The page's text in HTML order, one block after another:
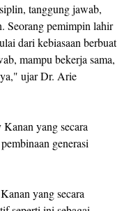
tanggung jawab,
Seorang pemimpin lahir
dari kebiasaan berbuat
mampu bekerja sama,
ujar Dr. Arie
yang secara
generasi
yang secara